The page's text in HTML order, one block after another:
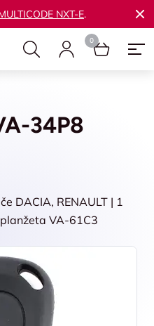
NXT-E.
34P8
DACIA, RENAULT | 1
VA-61C3